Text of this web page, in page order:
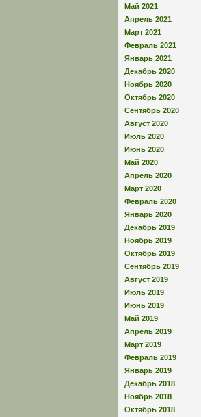
Май 2021
Апрель 2021
Март 2021
Февраль 2021
Январь 2021
Декабрь 2020
Ноябрь 2020
Октябрь 2020
Сентябрь 2020
Август 2020
Июль 2020
Июнь 2020
Май 2020
Апрель 2020
Март 2020
Февраль 2020
Январь 2020
Декабрь 2019
Ноябрь 2019
Октябрь 2019
Сентябрь 2019
Август 2019
Июль 2019
Июнь 2019
Май 2019
Апрель 2019
Март 2019
Февраль 2019
Январь 2019
Декабрь 2018
Ноябрь 2018
Октябрь 2018